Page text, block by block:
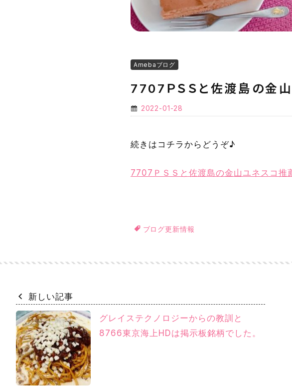
Amebaブログ
7707ＰＳＳと佐渡島の金
2022-01-28
続きはコチラからどうぞ♪
7707ＰＳＳと佐渡島の金山ユネスコ推
ブログ更新情報
新しい記事
グレイステクノロジーからの教訓と
8766東京海上HDは掲示板銘柄でした。